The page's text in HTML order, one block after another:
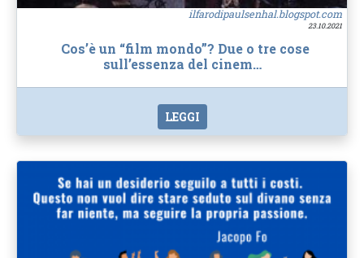
ilfarodipaulsenhal.blogspot.com
23.10.2021
Cos’è un “film mondo”? Due o tre cose
sull’essenza del cinem…
LEGGI